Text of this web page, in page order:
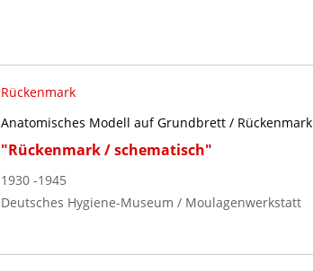
Rückenmark
Anatomisches Modell auf Grundbrett / Rückenmark
"Rückenmark / schematisch"
1930 -1945
Deutsches Hygiene-Museum / Moulagenwerkstatt